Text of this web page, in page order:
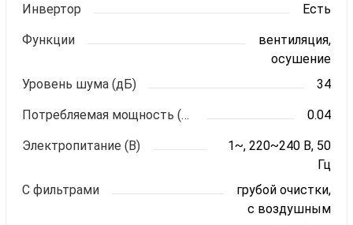
Инвертор Есть
Функции
вентиляция,
осушение
Уровень шума (дБ)
34
Потребляемая мощность (кВт) 0.04
Электропитание (В)
1~, 220~240 В, 50
Гц
С фильтрами
грубой очистки,
с воздушным